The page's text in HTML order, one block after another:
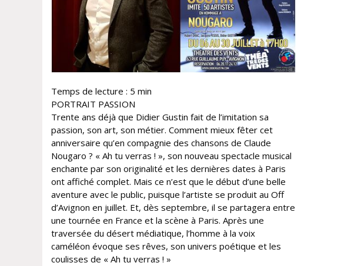
Temps de lecture : 5 min
PORTRAIT PASSION
Trente ans déjà que Didier Gustin fait de l’imitation sa
passion, son art, son métier. Comment mieux fêter cet
anniversaire qu’en compagnie des chansons de Claude
Nougaro ? « Ah tu verras ! », son nouveau spectacle musical
enchante par son originalité et les dernières dates à Paris
ont affiché complet. Mais ce n’est que le début d’une belle
aventure avec le public, puisque l’artiste se produit au Off
d’Avignon en juillet. Et, dès septembre, il se partagera entre
une tournée en France et la scène à Paris. Après une
traversée du désert médiatique, l’homme à la voix
caméléon évoque ses rêves, son univers poétique et les
coulisses de « Ah tu verras ! »